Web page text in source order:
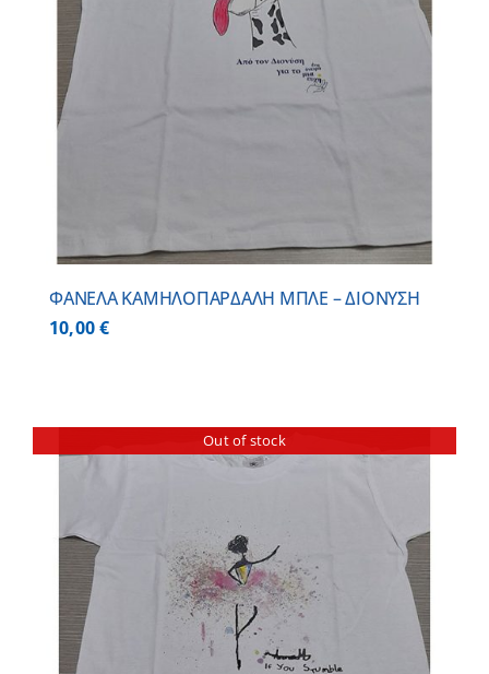
ΦΑΝΕΛΑ ΚΑΜΗΛΟΠΑΡΔΑΛΗ ΜΠΛΕ – ΔΙΟΝΥΣΗ
10,00€
Out of stock